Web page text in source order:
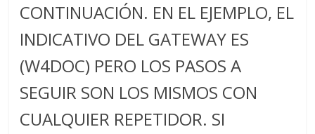
CONTINUACIÓN. EN EL EJEMPLO, EL
INDICATIVO DEL GATEWAY ES
(W4DOC) PERO LOS PASOS A
SEGUIR SON LOS MISMOS CON
CUALQUIER REPETIDOR. SI